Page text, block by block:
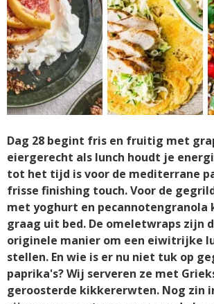
Dag 28 begint fris en fruitig met
eiergerecht als lunch houdt je
tot het tijd is voor de mediterrane
frisse finishing touch. Voor de
met yoghurt en pecannotengranola
graag uit bed. De omeletwraps zijn
originele manier om een eiwitrijke
stellen. En wie is er nu niet tuk op
paprika's? Wij serveren ze met
geroosterde kikkererwten. Nog zin